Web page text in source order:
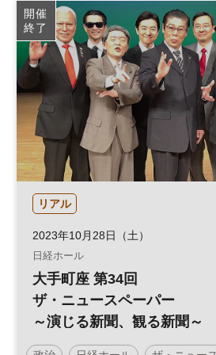
開催
終了
リアル
2023年10月28日（土）
日経ホール
大手町座 第34回
ザ・ニュースペーパー
～演じる新聞、観る新聞～